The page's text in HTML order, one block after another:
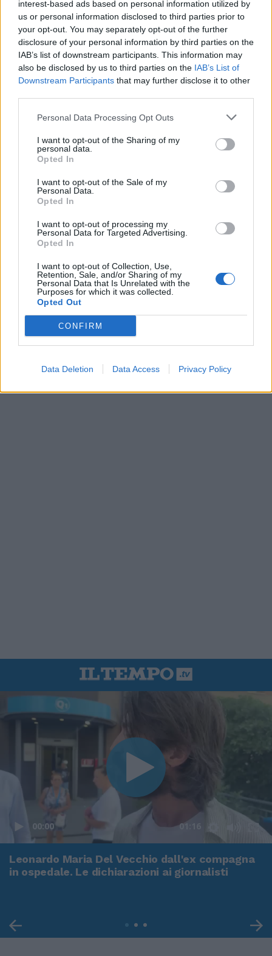
interest-based ads based on personal information utilized by
us or personal information disclosed to third parties prior to
your opt-out. You may separately opt-out of the further
disclosure of your personal information by third parties on the
IAB’s list of downstream participants. This information may
also be disclosed by us to third parties on the IAB’s List of
Downstream Participants that may further disclose it to other
Personal Data Processing Opt Outs
I want to opt-out of the Sharing of my
personal data.
Opted In
I want to opt-out of the Sale of my
Personal Data.
Opted In
I want to opt-out of processing my
Personal Data for Targeted Advertising.
Opted In
I want to opt-out of Collection, Use,
Retention, Sale, and/or Sharing of my
Personal Data that Is Unrelated with the
Purposes for which it was collected.
Opted Out
CONFIRM
Data Deletion Data Access Privacy Policy
In evidenza
00:00 01:16
Leonardo Maria Del Vecchio dall'ex compagna
in ospedale. Le dichiarazioni ai giornalisti